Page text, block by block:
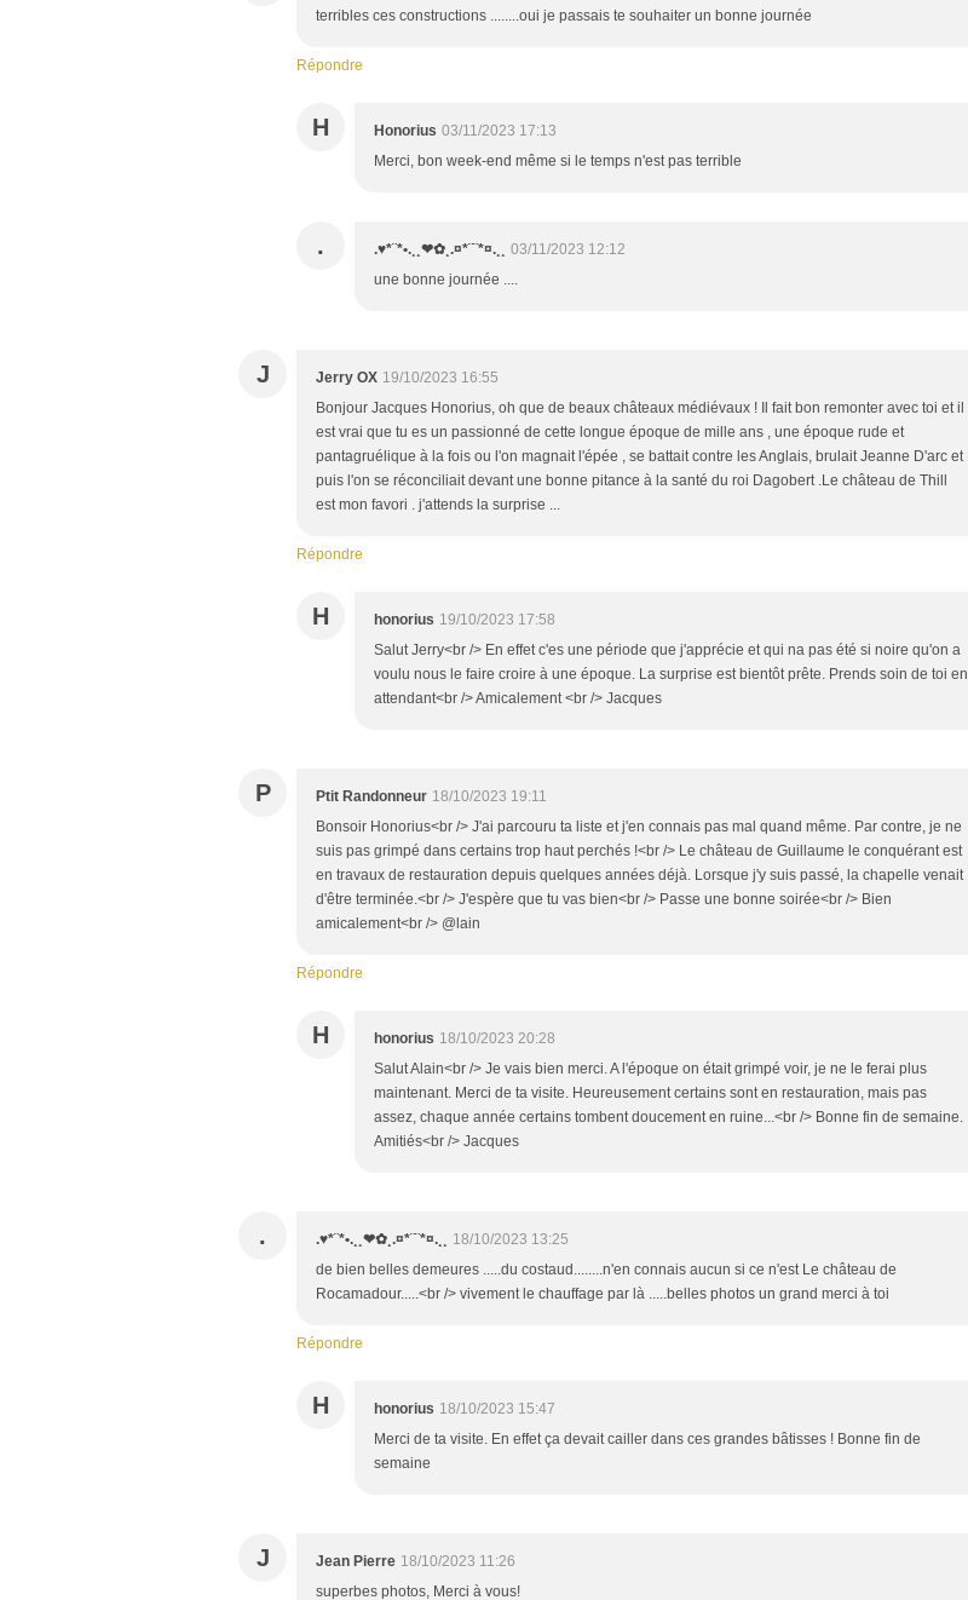
terribles ces constructions ........oui je passais te souhaiter un bonne journée
Répondre
H Honorius 03/11/2023 17:13
Merci, bon week-end même si le temps n'est pas terrible
. .♥*¨*•.¸¸❤✿¸.¤*¨¨*¤.¸¸
03/11/2023 12:12
une bonne journée ....
J Jerry OX 19/10/2023 16:55
Bonjour Jacques Honorius, oh que de beaux châteaux médiévaux ! Il fait bon remonter avec toi et il
est vrai que tu es un passionné de cette longue époque de mille ans , une époque rude et
pantagruélique à la fois ou l'on magnait l'épée , se battait contre les Anglais, brulait Jeanne D'arc et
puis l'on se réconciliait devant une bonne pitance à la santé du roi Dagobert .Le château de Thill
est mon favori . j'attends la surprise ...
Répondre
H honorius 19/10/2023 17:58
Salut Jerry<br /> En effet c'es une période que j'apprécie et qui na pas été si noire qu'on a
voulu nous le faire croire à une époque. La surprise est bientôt prête. Prends soin de toi en
attendant<br /> Amicalement <br /> Jacques
P Ptit Randonneur 18/10/2023 19:11
Bonsoir Honorius<br /> J'ai parcouru ta liste et j'en connais pas mal quand même. Par contre, je ne
suis pas grimpé dans certains trop haut perchés !<br /> Le château de Guillaume le conquérant est
en travaux de restauration depuis quelques années déjà. Lorsque j'y suis passé, la chapelle venait
d'être terminée.<br /> J'espère que tu vas bien<br /> Passe une bonne soirée<br /> Bien
amicalement<br /> @lain
Répondre
H honorius 18/10/2023 20:28
Salut Alain<br /> Je vais bien merci. A l'époque on était grimpé voir, je ne le ferai plus
maintenant. Merci de ta visite. Heureusement certains sont en restauration, mais pas
assez, chaque année certains tombent doucement en ruine...<br /> Bonne fin de semaine.
Amitiés<br /> Jacques
. .♥*¨*•.¸¸❤✿¸.¤*¨¨*¤.¸¸
18/10/2023 13:25
de bien belles demeures .....du costaud........n'en connais aucun si ce n'est Le château de
Rocamadour.....<br /> vivement le chauffage par là .....belles photos un grand merci à toi
Répondre
H honorius 18/10/2023 15:47
Merci de ta visite. En effet ça devait cailler dans ces grandes bâtisses ! Bonne fin de
semaine
J Jean Pierre 18/10/2023 11:26
superbes photos, Merci à vous!